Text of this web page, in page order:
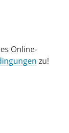
Online-
zu!